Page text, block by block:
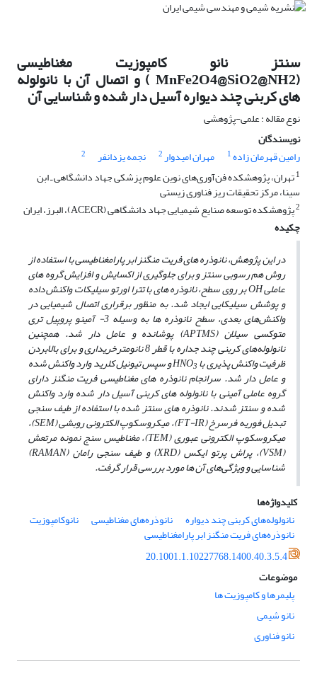
سنتز نانو کامپوزیت مغناطیسی
(MnFe2O4@SiO2@NH2 ) و اتصال آن با نانولوله
های کربنی چند دیواره آسیل دار شده و شناسایی آن
نوع مقاله : علمی-پژوهشی
نویسندگان
رامین قهرمان زاده1 مهران امیدوار2 نجمه یزدانفر
2
1تهران، پژوهشکده فن‌آوری‌های نوین علوم پزشکی جهاد دانشگاهی ـ ابن
سینا، مرکز تحقیقات ریز فناوری زیستی
2پژوهشکده توسعه صنایع شیمیایی جهاد دانشگاهی (ACECR)، البرز، ایران
چکیده
در این پژوهش، نانوذره ­های فریت منگنز ابر پارامغناطیسی با استفاده از
روش هم رسوبی سنتز و برای جلوگیری از اکسایش و افزایش گروه­ های
عاملیOHبر روی سطح، نانوذره ­های با تترا اورتو سیلیکات واکنش داده
و پوشش سیلیکایی ایجاد شد. به منظور برقراری اتصال شیمیایی در
واکنش‌های بعدی، سطح نانوذره ­ها به وسیله 3- آمینو پروپیل تری
متوکسی سیلان (APTMS) پوشانده و عاملدار شد. همچنین
نانولوله‌های کربنی چند جداره با قطر 8 نانومترخریداری و برای بالابردن
ظرفیت واکنشپذیریبا HNO3 و سپس تیونیلکلریدوارد واکنش شده
و عامل­ دار شد. سرانجام نانوذره­ های مغناطیسی فریت منگنز دارای
گروه عاملی آمینی با نانولوله­ های کربنی آسیل دار شده وارد واکنش
شده و سنتز شدند. نانوذره ­های سنتز شده با استفاده از طیف سنجی
تبدیل فوریه فرسرخ (FT-IR)، میکروسکوپ الکترونی روبشی(
SEM)،
میکروسکوپ‌­ ­الکترونی عبوری (TEM)، مغناطیس سنج نمونه مرتعش
(
VSM)، پراش پرتو ایکس (XRD) و طیف سنجی رامان (RAMAN
)
شناسایی وویژگی‌های آن­ها مورد بررسی قرار گرفت.
کلیدواژه‌ها
نانولوله‌های کربنی چند دیواره
نانوذره‌های مغناطیسی نانوکامپوزیت
نانوذره‌های فریت منگنز ابر پارامغناطیسی
20.1001.1.10227768.1400.40.3.5.4
موضوعات
پلیمرها و کامپوزیت ها
نانو شیمی
نانو فناوری